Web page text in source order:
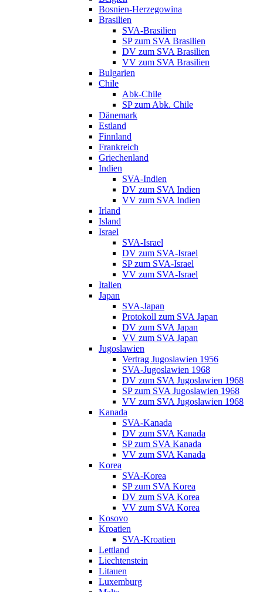
Bosnien-Herzegowina
Brasilien
SVA-Brasilien
SP zum SVA Brasilien
DV zum SVA Brasilien
VV zum SVA Brasilien
Bulgarien
Chile
Abk-Chile
SP zum Abk. Chile
Dänemark
Estland
Finnland
Frankreich
Griechenland
Indien
SVA-Indien
DV zum SVA Indien
VV zum SVA Indien
Irland
Island
Israel
SVA-Israel
DV zum SVA-Israel
SP zum SVA-Israel
VV zum SVA-Israel
Italien
Japan
SVA-Japan
Protokoll zum SVA Japan
DV zum SVA Japan
VV zum SVA Japan
Jugoslawien
Vertrag Jugoslawien 1956
SVA-Jugoslawien 1968
DV zum SVA Jugoslawien 1968
SP zum SVA Jugoslawien 1968
VV zum SVA Jugoslawien 1968
Kanada
SVA-Kanada
DV zum SVA Kanada
SP zum SVA Kanada
VV zum SVA Kanada
Korea
SVA-Korea
SP zum SVA Korea
DV zum SVA Korea
VV zum SVA Korea
Kosovo
Kroatien
SVA-Kroatien
Lettland
Liechtenstein
Litauen
Luxemburg